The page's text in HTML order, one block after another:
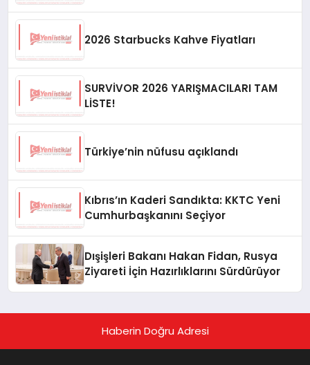
2026 Starbucks Kahve Fiyatları
SURVİVOR 2026 YARIŞMACILARI TAM
LİSTE!
Türkiye’nin nüfusu açıklandı
Kıbrıs’ın Kaderi Sandıkta: KKTC Yeni
Cumhurbaşkanını Seçiyor
Dışişleri Bakanı Hakan Fidan, Rusya
Ziyareti İçin Hazırlıklarını Sürdürüyor
Haberin Doğru Adresi